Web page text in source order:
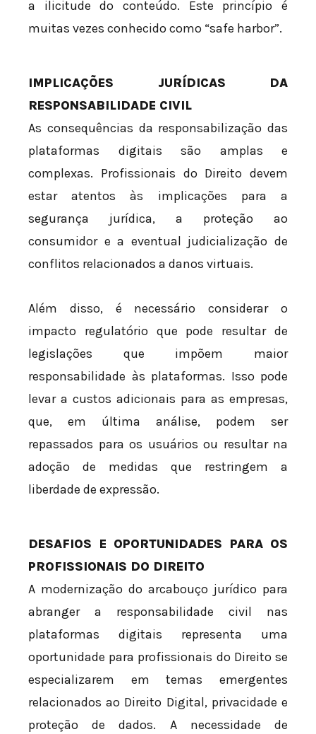
a ilicitude do conteúdo. Este princípio é
muitas vezes conhecido como “safe harbor”.
IMPLICAÇÕES JURÍDICAS DA
RESPONSABILIDADE CIVIL
As consequências da responsabilização das
plataformas digitais são amplas e
complexas. Profissionais do Direito devem
estar atentos às implicações para a
segurança jurídica, a proteção ao
consumidor e a eventual judicialização de
conflitos relacionados a danos virtuais.
Além disso, é necessário considerar o
impacto regulatório que pode resultar de
legislações que impõem maior
responsabilidade às plataformas. Isso pode
levar a custos adicionais para as empresas,
que, em última análise, podem ser
repassados para os usuários ou resultar na
adoção de medidas que restringem a
liberdade de expressão.
DESAFIOS E OPORTUNIDADES PARA OS
PROFISSIONAIS DO DIREITO
A modernização do arcabouço jurídico para
abranger a responsabilidade civil nas
plataformas digitais representa uma
oportunidade para profissionais do Direito se
especializarem em temas emergentes
relacionados ao Direito Digital, privacidade e
proteção de dados. A necessidade de